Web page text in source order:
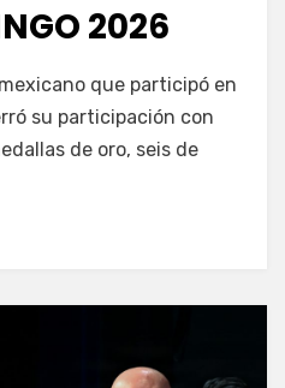
2026
que participó en
su participación con
de oro, seis de